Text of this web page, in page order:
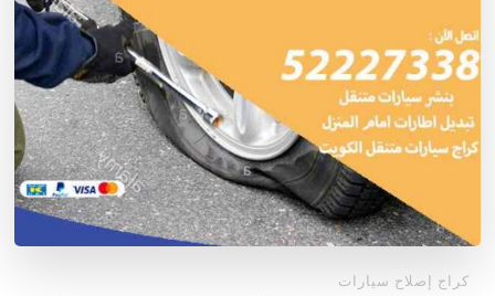
كراج إصلاح سيارات